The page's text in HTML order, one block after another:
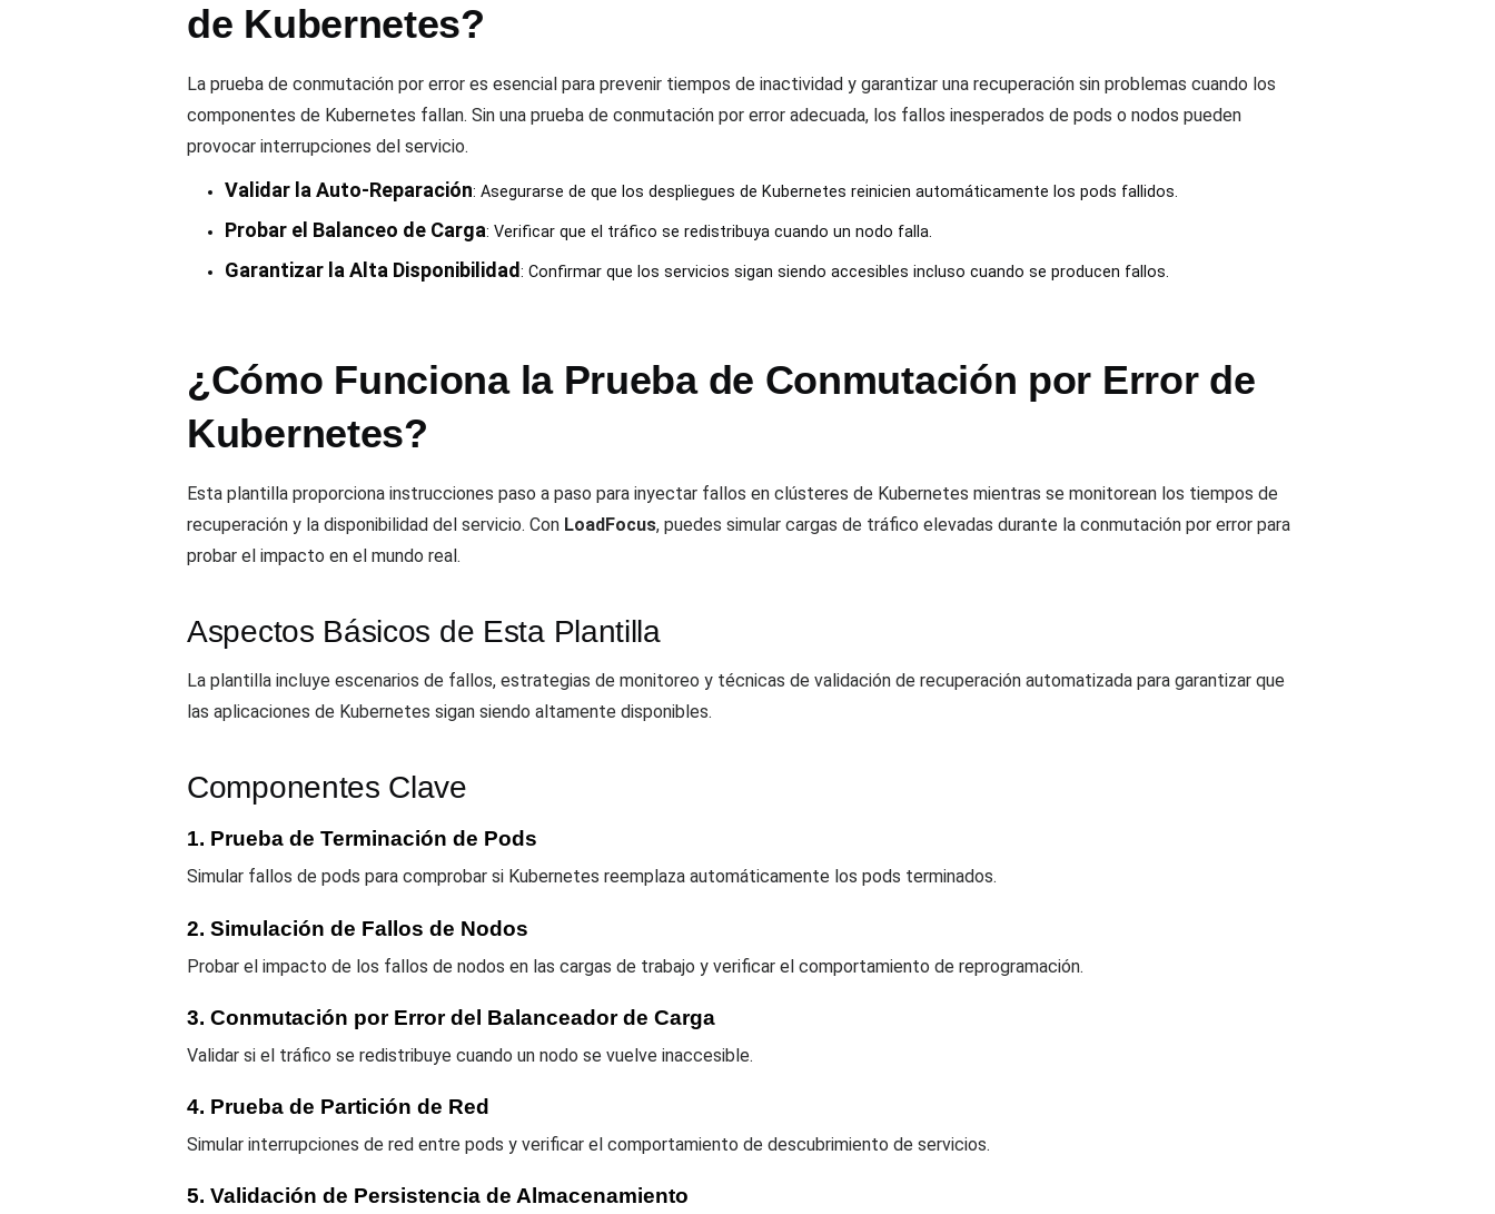
de Kubernetes?
La prueba de conmutación por error es esencial para prevenir tiempos de inactividad y garantizar una recuperación sin problemas cuando los
componentes de Kubernetes fallan. Sin una prueba de conmutación por error adecuada, los fallos inesperados de pods o nodos pueden
provocar interrupciones del servicio.
Validar la Auto-Reparación: Asegurarse de que los despliegues de Kubernetes reinicien automáticamente los pods fallidos.
Probar el Balanceo de Carga: Verificar que el tráfico se redistribuya cuando un nodo falla.
Garantizar la Alta Disponibilidad : Confirmar que los servicios sigan siendo accesibles incluso cuando se producen fallos.
¿Cómo Funciona la Prueba de Conmutación por Error de
Kubernetes?
Esta plantilla proporciona instrucciones paso a paso para inyectar fallos en clústeres de Kubernetes mientras se monitorean los tiempos de
recuperación y la disponibilidad del servicio. Con LoadFocus, puedes simular cargas de tráfico elevadas durante la conmutación por error para
probar el impacto en el mundo real.
Aspectos Básicos de Esta Plantilla
La plantilla incluye escenarios de fallos, estrategias de monitoreo y técnicas de validación de recuperación automatizada para garantizar que
las aplicaciones de Kubernetes sigan siendo altamente disponibles.
Componentes Clave
1. Prueba de Terminación de Pods
Simular fallos de pods para comprobar si Kubernetes reemplaza automáticamente los pods terminados.
2. Simulación de Fallos de Nodos
Probar el impacto de los fallos de nodos en las cargas de trabajo y verificar el comportamiento de reprogramación.
3. Conmutación por Error del Balanceador de Carga
Validar si el tráfico se redistribuye cuando un nodo se vuelve inaccesible.
4. Prueba de Partición de Red
Simular interrupciones de red entre pods y verificar el comportamiento de descubrimiento de servicios.
5. Validación de Persistencia de Almacenamiento